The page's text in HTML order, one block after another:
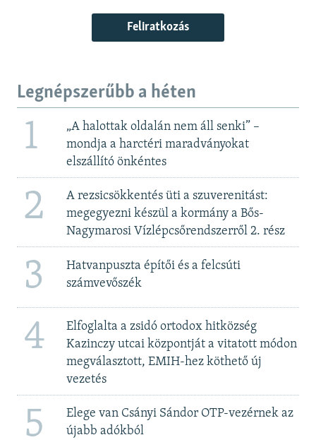
Feliratkozás
Legnépszerűbb a héten
1
„A halottak oldalán nem áll senki” –
mondja a harctéri maradványokat
elszállító önkéntes
2
A rezsicsökkentés üti a szuverenitást:
megegyezni készül a kormány a Bős-
Nagymarosi Vízlépcsőrendszerről 2. rész
3
Hatvanpuszta építői és a felcsúti
számvevőszék
4
Elfoglalta a zsidó ortodox hitközség
Kazinczy utcai központját a vitatott módon
megválasztott, EMIH-hez köthető új
vezetés
5
Elege van Csányi Sándor OTP-vezérnek az
újabb adókból